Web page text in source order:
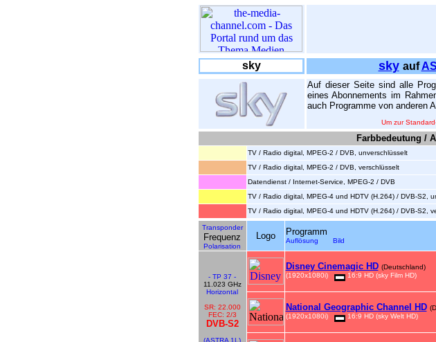
sky sky auf
Auf dieser Seite sind alle
eines Abonnements im
auch Programme von anderen
Um zur
Farbbedeutung /
TV / Radio digital, MPEG-2 / DVB, unverschlüsselt
TV / Radio digital, MPEG-2 / DVB, verschlüsselt
Datendienst / Internet-Service, MPEG-2 / DVB
TV / Radio digital, MPEG-4 und HDTV (H.264) / DVB-S2,
TV / Radio digital, MPEG-4 und HDTV (H.264) / DVB-S2,
Transponder
Frequenz
Polarisation
Logo Programm
Auflösung Bild
- TP 37 -
11.023 GHz
Horizontal
SR: 22.000
FEC: 2/3
DVB-S2
(ASTRA 1L)
Disney Cinemagic HD (Deutschland)
(1920x1080i)
16:9 HD (sky Film HD)
National Geographic Channel HD
(1920x1080i)
16:9 HD (sky Welt HD)